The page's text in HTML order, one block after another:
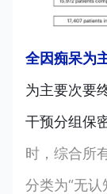
全因痴呆为
为主要次要
干预分组保
时，综合所
分类为“无认